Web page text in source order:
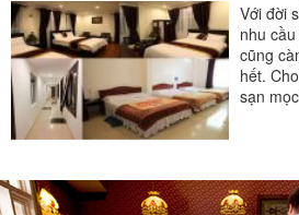
Với đời
nhu
cũng
hết.
sạn